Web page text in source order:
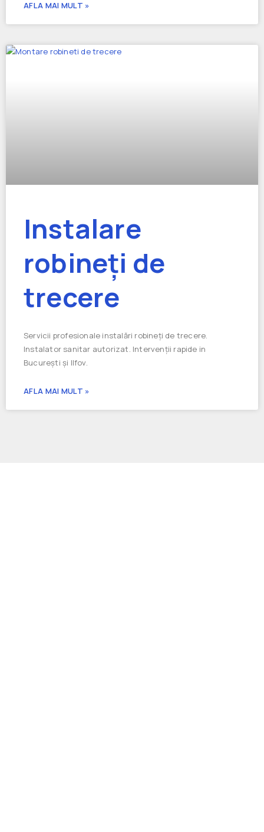
AFLA MAI MULT »
Instalare
robineți de
trecere
Servicii profesionale instalări robineți de trecere.
Instalator sanitar autorizat. Intervenții rapide in
București și Ilfov.
AFLA MAI MULT »